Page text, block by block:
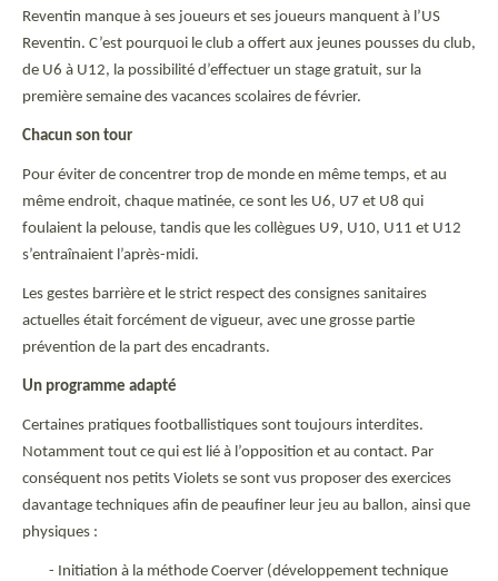
Reventin manque à ses joueurs et ses joueurs manquent à l’US
Reventin. C’est pourquoi le club a offert aux jeunes pousses du club,
de U6 à U12, la possibilité d’effectuer un stage gratuit, sur la
première semaine des vacances scolaires de février.
Chacun son tour
Pour éviter de concentrer trop de monde en même temps, et au
même endroit, chaque matinée, ce sont les U6, U7 et U8 qui
foulaient la pelouse, tandis que les collègues U9, U10, U11 et U12
s’entraînaient l’après-midi.
Les gestes barrière et le strict respect des consignes sanitaires
actuelles était forcément de vigueur, avec une grosse partie
prévention de la part des encadrants.
Un programme adapté
Certaines pratiques footballistiques sont toujours interdites.
Notamment tout ce qui est lié à l’opposition et au contact. Par
conséquent nos petits Violets se sont vus proposer des exercices
davantage techniques afin de peaufiner leur jeu au ballon, ainsi que
physiques :
- Initiation à la méthode Coerver (développement technique